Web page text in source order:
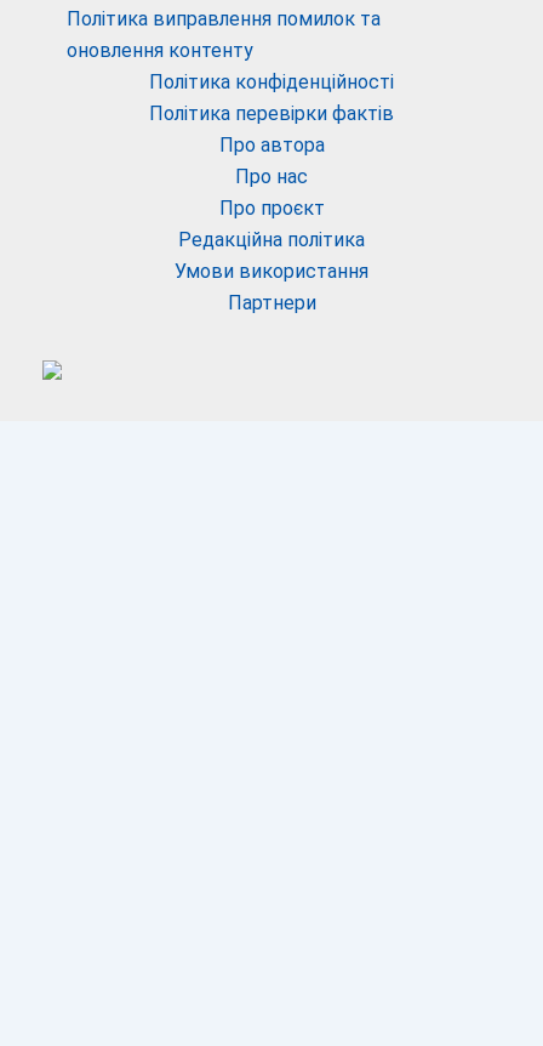
Політика виправлення помилок та
оновлення контенту
Політика конфіденційності
Політика перевірки фактів
Про автора
Про нас
Про проєкт
Редакційна політика
Умови використання
Партнери